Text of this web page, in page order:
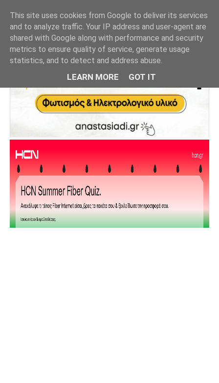
This site uses cookies from Google to deliver its services
and to analyze traffic. Your IP address and user-agent are
shared with Google along with performance and security
metrics to ensure quality of service, generate usage
statistics, and to detect and address abuse.
LEARN MORE GOT IT